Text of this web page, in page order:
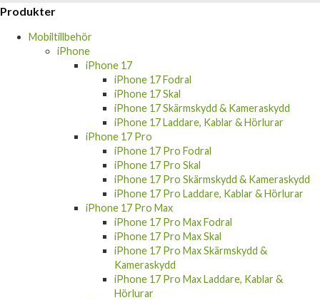
Produkter
Mobiltillbehör
iPhone
iPhone 17
iPhone 17 Fodral
iPhone 17 Skal
iPhone 17 Skärmskydd & Kameraskydd
iPhone 17 Laddare, Kablar & Hörlurar
iPhone 17 Pro
iPhone 17 Pro Fodral
iPhone 17 Pro Skal
iPhone 17 Pro Skärmskydd & Kameraskydd
iPhone 17 Pro Laddare, Kablar & Hörlurar
iPhone 17 Pro Max
iPhone 17 Pro Max Fodral
iPhone 17 Pro Max Skal
iPhone 17 Pro Max Skärmskydd &
Kameraskydd
iPhone 17 Pro Max Laddare, Kablar &
Hörlurar